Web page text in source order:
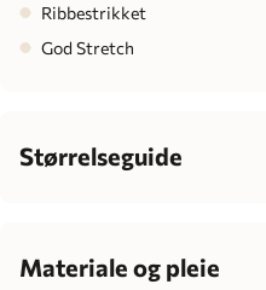
Ribbestrikket
God Stretch
Størrelseguide
barnets individuelle vekst.
Materiale og pleie